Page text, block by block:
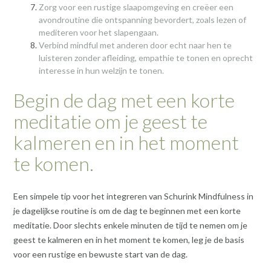
Zorg voor een rustige slaapomgeving en creëer een
avondroutine die ontspanning bevordert, zoals lezen of
mediteren voor het slapengaan.
Verbind mindful met anderen door echt naar hen te
luisteren zonder afleiding, empathie te tonen en oprecht
interesse in hun welzijn te tonen.
Begin de dag met een korte
meditatie om je geest te
kalmeren en in het moment
te komen.
Een simpele tip voor het integreren van Schurink Mindfulness in
je dagelijkse routine is om de dag te beginnen met een korte
meditatie. Door slechts enkele minuten de tijd te nemen om je
geest te kalmeren en in het moment te komen, leg je de basis
voor een rustige en bewuste start van de dag.